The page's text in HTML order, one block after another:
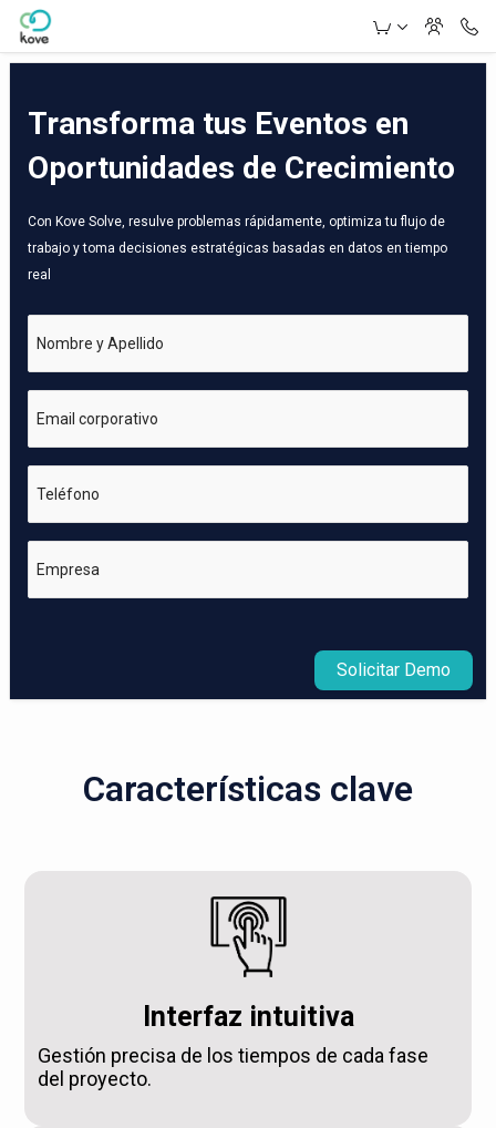
Skip to Main Content
Transforma tus Eventos en
Oportunidades de Crecimiento
Con Kove Solve, resulve problemas rápidamente, optimiza tu flujo de
trabajo y toma decisiones estratégicas basadas en datos en tiempo
real
Nombre y Apellido
Email corporativo
Teléfono
Empresa
Solicitar Demo
Características clave
Interfaz intuitiva
Gestión precisa de los tiempos de cada fase
del proyecto.